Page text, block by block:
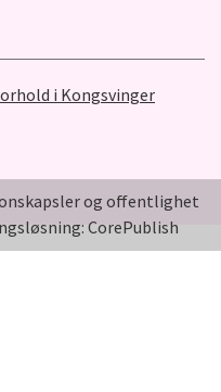
i Kongsvinger
og offentlighet
CorePublish